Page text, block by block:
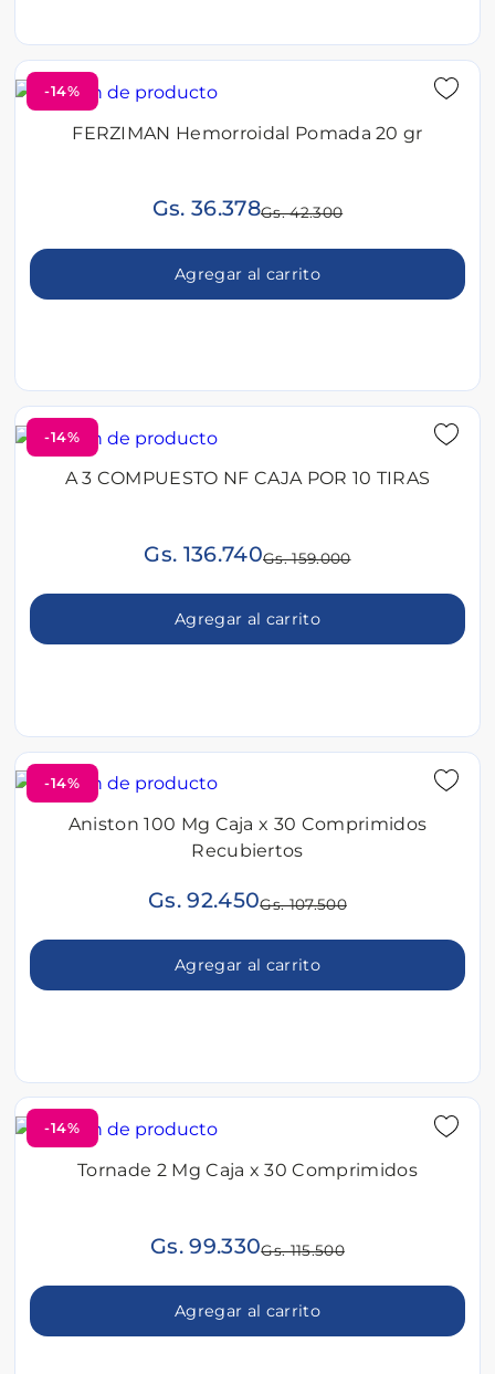
-14%
FERZIMAN Hemorroidal Pomada 20 gr
Gs. 36.378Gs. 42.300
Agregar al carrito
-14%
A 3 COMPUESTO NF CAJA POR 10 TIRAS
Gs. 136.740Gs. 159.000
Agregar al carrito
-14%
Aniston 100 Mg Caja x 30 Comprimidos
Recubiertos
Gs. 92.450Gs. 107.500
Agregar al carrito
-14%
Tornade 2 Mg Caja x 30 Comprimidos
Gs. 99.330Gs. 115.500
Agregar al carrito